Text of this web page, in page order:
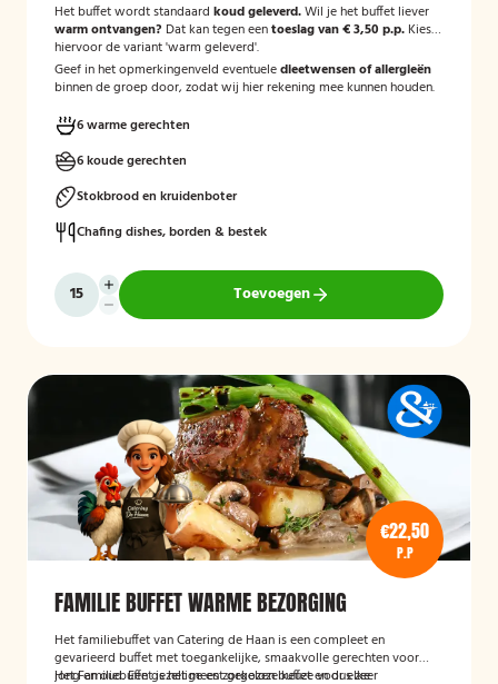
Het buffet wordt standaard koud geleverd.Wil je het buffet liever
warm ontvangen? Dat kan tegen eentoeslag van € 3,50 p.p. Kies
hiervoor de variant 'warm geleverd'.
Geef in het opmerkingenveld eventueledieetwensen of allergieën
binnen de groep door, zodat wij hier rekening mee kunnen houden.
6 warme gerechten
6 koude gerechten
Stokbrood en kruidenboter
Chafing dishes, borden & bestek
Toevoegen
€22,50
P.P
FAMILIE BUFFET WARME BEZORGING
Het familiebuffet van Catering de Haan is een compleet en
gevarieerd buffet met toegankelijke, smaakvolle gerechten voor
jong en oud. Een gezellige en zorgeloze keuze voor elke
Het Familiebuffet is het meest gekozen buffet en dus zeer